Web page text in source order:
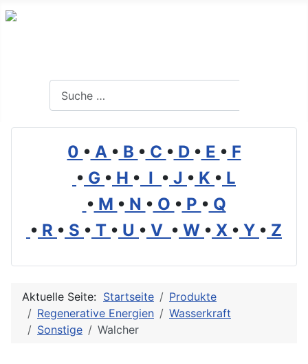
0 • A • B • C • D • E • F
• G • H • I • J • K • L
• M • N • O • P • Q
• R • S • T • U • V • W • X • Y • Z
Aktuelle Seite: Startseite
Produkte
Regenerative Energien
Wasserkraft
Sonstige
Walcher